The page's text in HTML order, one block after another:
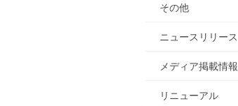
その他
ニュースリリース
メディア掲載情報
リニューアル